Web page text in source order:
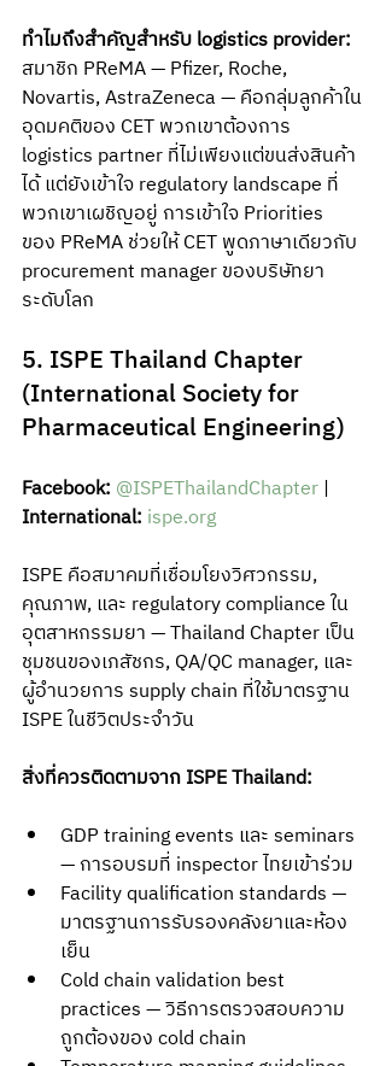
ทำไมถึงสำคัญสำหรับ logistics provider:
สมาชิก PReMA — Pfizer, Roche,
Novartis, AstraZeneca — คือกลุ่มลูกค้าใน
อุดมคติของ CET พวกเขาต้องการ
logistics partner ที่ไม่เพียงแต่ขนส่งสินค้า
ได้ แต่ยังเข้าใจ regulatory landscape ที่
พวกเขาเผชิญอยู่ การเข้าใจ Priorities
ของ PReMA ช่วยให้ CET พูดภาษาเดียวกับ
procurement manager ของบริษัทยา
ระดับโลก
5. ISPE Thailand Chapter
(International Society for
Pharmaceutical Engineering)
Facebook: @ISPEThailandChapter |
International: ispe.org
ISPE คือสมาคมที่เชื่อมโยงวิศวกรรม,
คุณภาพ, และ regulatory compliance ใน
อุตสาหกรรมยา — Thailand Chapter เป็น
ชุมชนของเภสัชกร, QA/QC manager, และ
ผู้อำนวยการ supply chain ที่ใช้มาตรฐาน
ISPE ในชีวิตประจำวัน
สิ่งที่ควรติดตามจาก ISPE Thailand:
GDP training events และ seminars
— การอบรมที่ inspector ไทยเข้าร่วม
Facility qualification standards —
มาตรฐานการรับรองคลังยาและห้อง
เย็น
Cold chain validation best
practices — วิธีการตรวจสอบความ
ถูกต้องของ cold chain